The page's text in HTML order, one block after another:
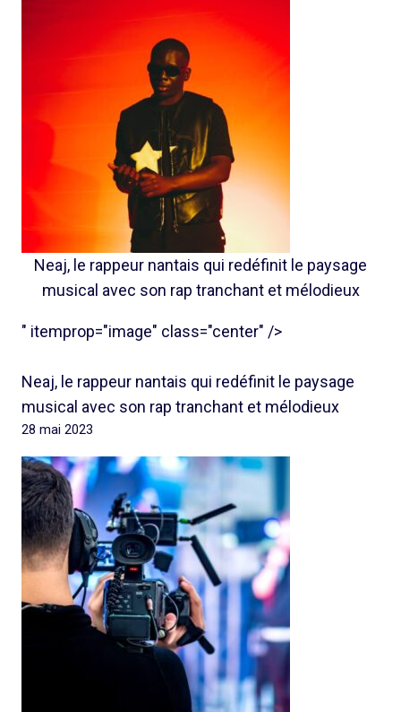
Neaj, le rappeur nantais qui redéfinit le paysage
musical avec son rap tranchant et mélodieux
" itemprop="image" class="center" />
Neaj, le rappeur nantais qui redéfinit le paysage
musical avec son rap tranchant et mélodieux
28 mai 2023